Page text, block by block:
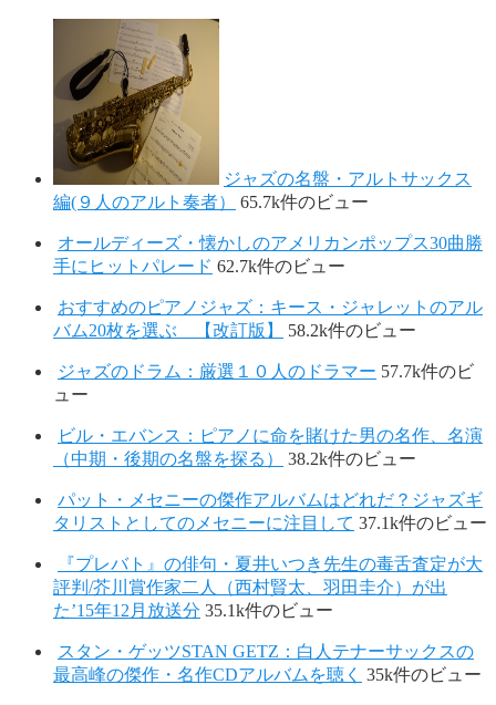
ジャズの名盤・アルトサックス
編(９人のアルト奏者）
65.7k件のビュー
オールディーズ・懐かしのアメリカンポップス30曲勝
手にヒットパレード 62.7k件のビュー
おすすめのピアノジャズ：キース・ジャレットのアル
バム20枚を選ぶ 【改訂版】
58.2k件のビュー
ジャズのドラム：厳選１０人のドラマー 57.7k件のビ
ュー
ビル・エバンス：ピアノに命を賭けた男の名作、名演
（中期・後期の名盤を探る）
38.2k件のビュー
パット・メセニーの傑作アルバムはどれだ？ジャズギ
タリストとしてのメセニーに注目して 37.1k件のビュー
『プレバト』の俳句・夏井いつき先生の毒舌査定が大
評判/芥川賞作家二人（西村賢太、羽田圭介）が出
た’15年12月放送分 35.1k件のビュー
スタン・ゲッツSTAN GETZ：白人テナーサックスの
最高峰の傑作・名作CDアルバムを聴く 35k件のビュー